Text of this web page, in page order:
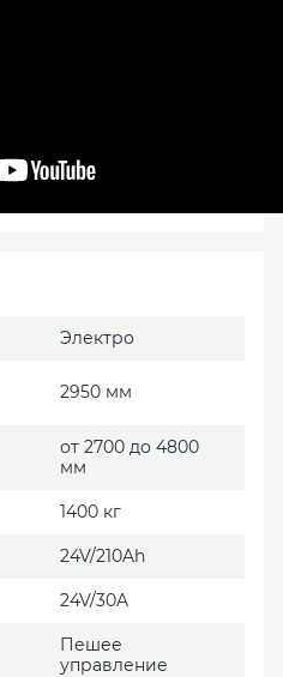
Электро
2950 мм
от 2700 до 4800
мм
1400 кг
24V/210Ah
24V/30A
Пешее
управление